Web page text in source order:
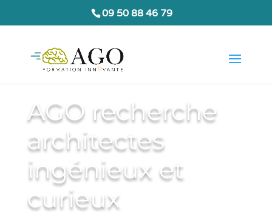
09 50 88 46 79
AGO recherche
architectes
ingénieux et
curieux